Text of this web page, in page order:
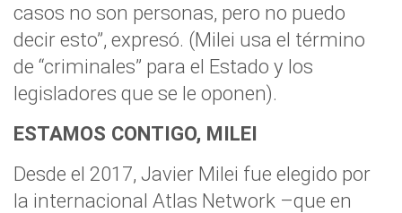
casos no son personas, pero no puedo
decir esto”, expresó. (Milei usa el término
de “criminales” para el Estado y los
legisladores que se le oponen).
ESTAMOS CONTIGO, MILEI
Desde el 2017, Javier Milei fue elegido por
la internacional Atlas Network –que en